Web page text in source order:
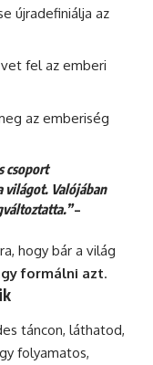
újradefiniálja az
fel az emberi
az emberiség
csoport
világot. Valójában
–
hogy bár a világ
formálni azt.
táncon, láthatod,
folyamatos,